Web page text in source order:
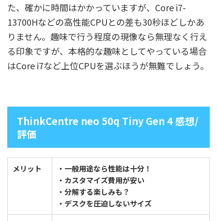
た、確かに時間はかかっていますが、Core i7-
13700Hなどの高性能CPUとの差も30秒ほどしかあ
りません。趣味で行う程度の現像なら無理なく行え
る印象ですが、本格的な趣味としてやっている場合
はCore i7など上位CPUを選ぶほうが無難でしょう。
ThinkCentre neo 50q Tiny Gen 4 感想/
評価
メリット
・一般用途なら性能は十分！
・カスタマイズ費用が安い
・分解する楽しみも？
・デスクを圧迫しないサイズ